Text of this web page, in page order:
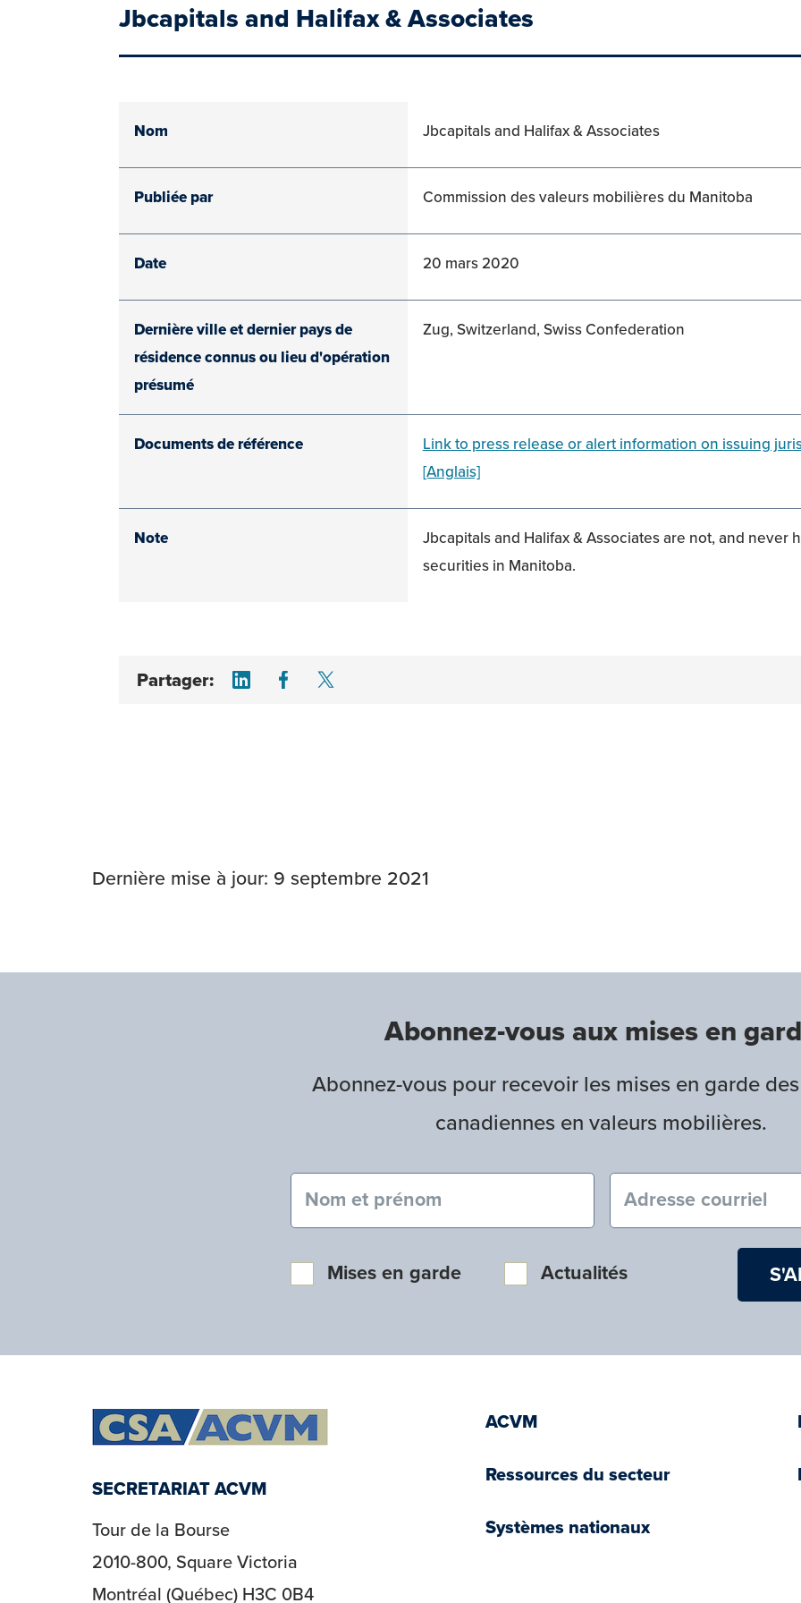
Jbcapitals and Halifax & Associates
Nom Jbcapitals and Halifax & Associates
Publiée par Commission des valeurs mobilières du Manitoba
Date 20 mars 2020
Dernière ville et dernier pays de
résidence connus ou lieu d'opération
présumé
Zug, Switzerland, Swiss Confederation
Documents de référence
Link to press release or alert information on issuing
[Anglais]
Note
Jbcapitals and Halifax & Associates are not, and never
securities in Manitoba.
Partager: Share on LinkedIn
Share on Facebook
Dernière mise à jour: 9 septembre 2021
Abonnez-vous aux mises en
Abonnez-vous pour recevoir les mises en garde
canadiennes en valeurs mobilières.
Nom et prénom (obligatoire) Courriel (obligatoire)
Mises en garde Actualités
SECRETARIAT ACVM
Tour de la Bourse
2010-800, Square Victoria
Montréal (Québec) H3C 0B4
ACVM
Ressources du secteur
Systèmes nationaux